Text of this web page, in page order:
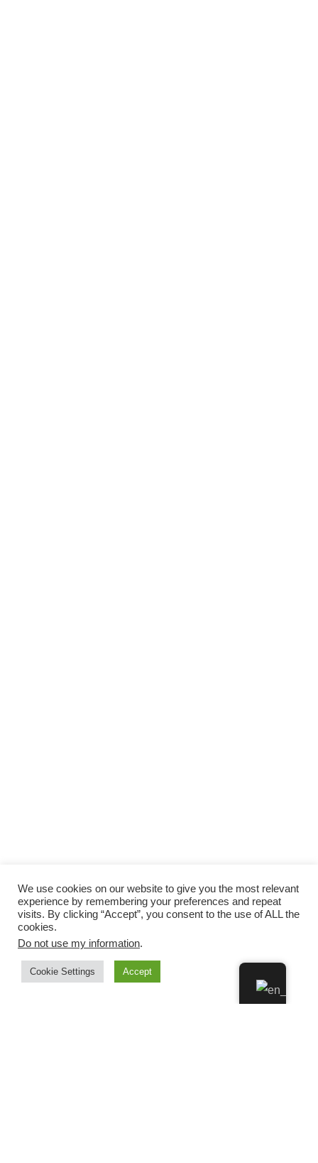
We use cookies on our website to give you the most relevant
experience by remembering your preferences and repeat
visits. By clicking “Accept”, you consent to the use of ALL the
cookies.
Do not use my information.
Cookie Settings Accept